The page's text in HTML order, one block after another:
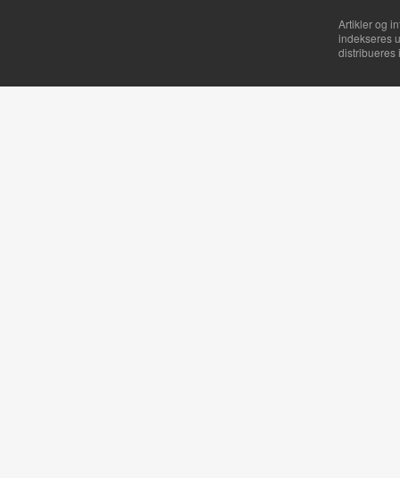
Artikler og
indekseres
distribueres